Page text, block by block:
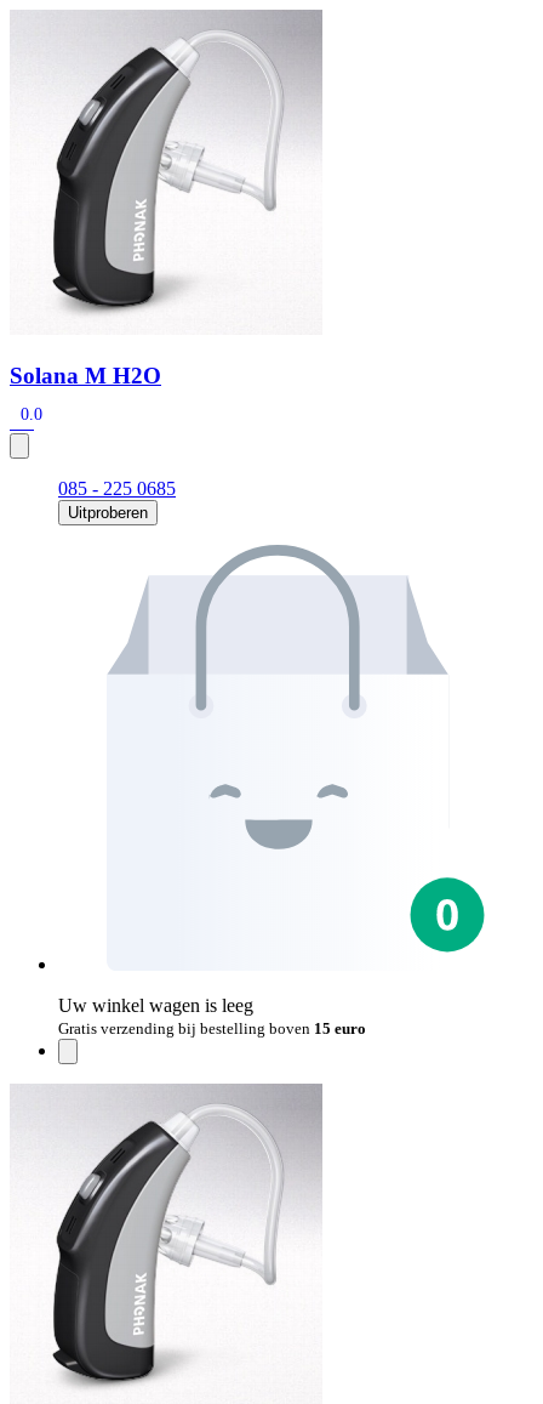
Snel zoeken
Signia hoortoestellenSignia Pure BCT IX
Allure AI Audio Service R LI 7
HoortoestelbatterijenWidex filters Filters
Onderhoudsartikelen
Signia Active Mini IX - Oplaadbaar
De Signia Active Mini IX is het nieuwste hoortoestel van Signia.
Solana M H2O
0.0
085 - 225 0685
Uitproberen
Uw winkel wagen is leeg
Gratis verzending bij bestelling boven 15 euro